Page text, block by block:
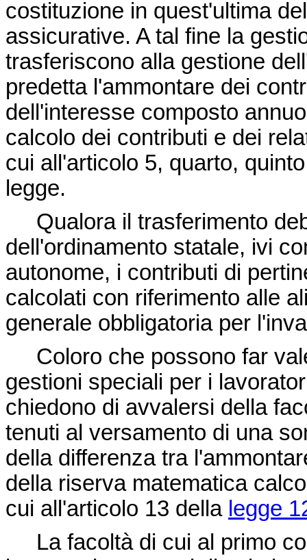
costituzione in quest'ultima
assicurative. A tal fine la
trasferiscono alla gestione
predetta l'ammontare dei
dell'interesse composto
calcolo dei contributi e dei
cui all'articolo 5, quarto,
legge.
Qualora il trasferimento
dell'ordinamento statale, ivi
autonome, i contributi di
calcolati con riferimento alle
generale obbligatoria per
Coloro che possono far
gestioni speciali per i
chiedono di avvalersi della
tenuti al versamento di una
della differenza tra
della riserva matematica
cui all'articolo 13 della legge
La facoltà di cui al primo